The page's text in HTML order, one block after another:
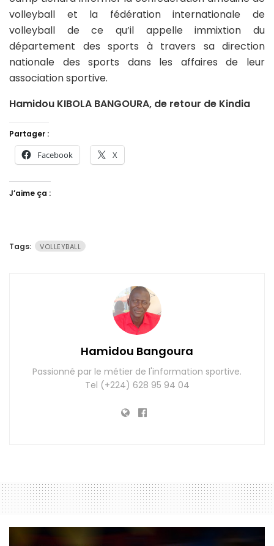
volleyball et la fédération internationale de
volleyball de ce qu’il appelle immixtion du
département des sports à travers sa direction
nationale des sports dans les affaires de leur
association sportive.
Hamidou KIBOLA BANGOURA, de retour de Kindia
Partager :
Facebook X
J’aime ça :
Tags: VOLLEYBALL
Hamidou Bangoura
Passionné par le métier de l'information sportive.
Tel (+224) 628 95 94 04